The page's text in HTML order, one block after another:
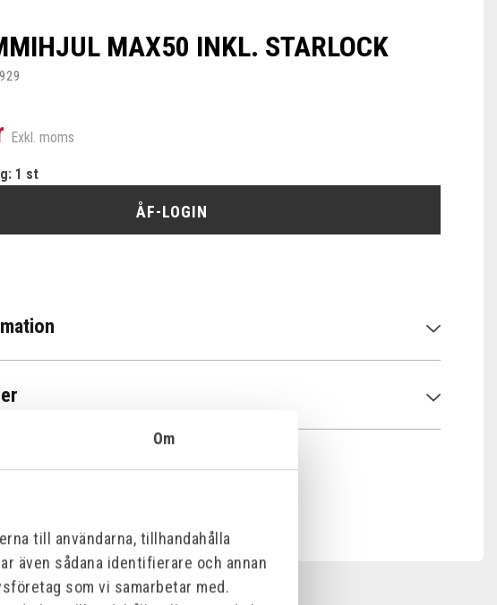
Om
till användarna, tillhandahålla
även sådana identifierare och annan
som vi samarbetar med.
MAX50 INKL. STARLOCK
Exkl. moms
1 st
ÅF-LOGIN